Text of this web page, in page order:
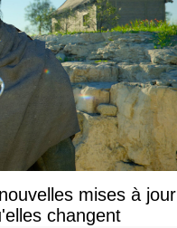
mises à jour
changent